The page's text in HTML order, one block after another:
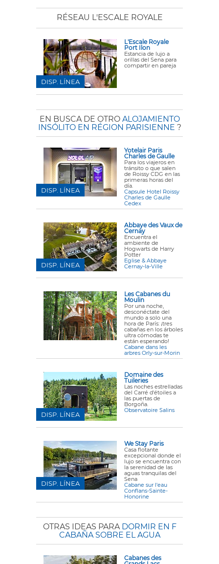
RÉSEAU L'ESCALE ROYALE
L'Escale Royale
Port Ilon
Estancia de lujo a
orillas del Sena para
compartir en pareja
DISP. LÍNEA
EN BUSCA DE OTRO ALOJAMIENTO
INSÓLITO EN RÉGION PARISIENNE ?
Yotelair Paris
Charles de Gaulle
Para los viajeros en
tránsito o que salen
de Roissy CDG en las
primeras horas del
día.
Capsule Hotel Roissy
Charles de Gaulle
Cedex
DISP. LÍNEA
Abbaye des Vaux de
Cernay
Encuentra el
ambiente de
Hogwarts de Harry
Potter
Eglise & Abbaye
Cernay-la-Ville
DISP. LÍNEA
Les Cabanes du
Moulin
Por una noche,
desconéctate del
mundo a solo una
hora de París: ¡tres
cabañas en los árboles
ultra cómodas te
están esperando!
Cabane dans les
arbres Orly-sur-Morin
Domaine des
Tuileries
Las noches estrelladas
del Carré d'étoiles a
las puertas de
Borgoña.
Observatoire Salins
DISP. LÍNEA
We Stay Paris
Casa flotante
excepcional donde el
lujo se encuentra con
la serenidad de las
aguas tranquilas del
Sena
Cabane sur l'eau
Conflans-Sainte-
Honorine
DISP. LÍNEA
OTRAS IDEAS PARA DORMIR EN F
CABAÑA SOBRE EL AGUA
Cabanes des